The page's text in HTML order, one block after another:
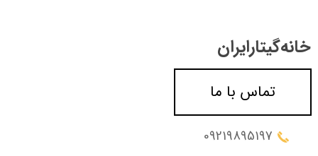
خانه‌گیتار‌ایران
09219895197
تماس با ما